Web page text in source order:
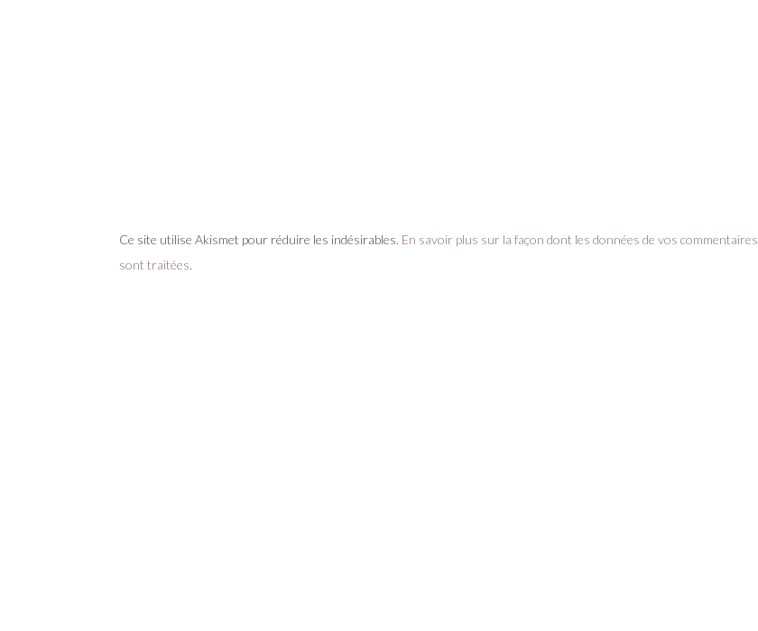
Ce site utilise Akismet pour réduire les indésirables. En savoir plus sur la façon dont les données de vos commentaires
sont traitées.